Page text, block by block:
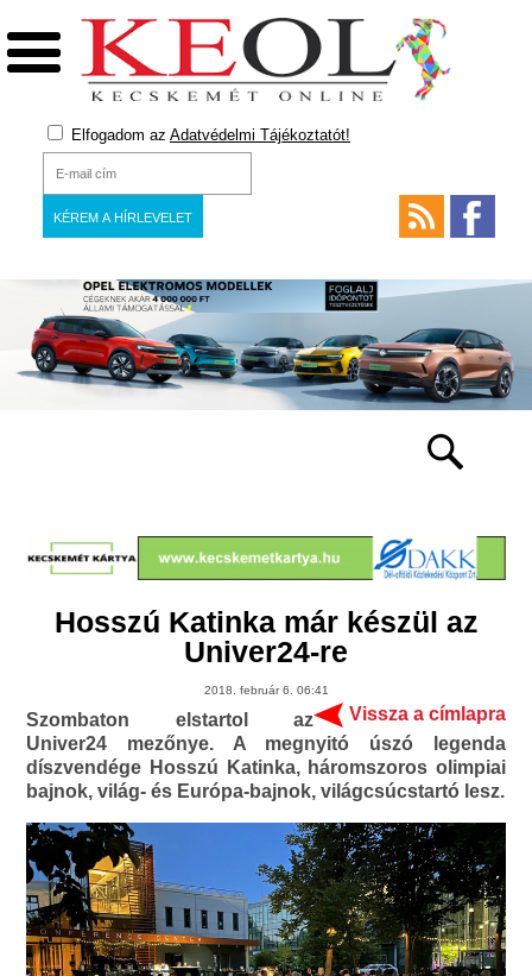
Elfogadom az Adatvédelmi Tájékoztatót!
Hosszú Katinka már készül az
Univer24-re
2018. február 6. 06:41
Vissza a címlapra
Szombaton elstartol az
Univer24 mezőnye. A megnyitó úszó legenda
díszvendége Hosszú Katinka, háromszoros olimpiai
bajnok, világ- és Európa-bajnok, világcsúcstartó lesz.